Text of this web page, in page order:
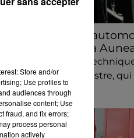
Une casse
embrasée à
« chômage
» après le sinistre,
blessé.
Store and/or
Use profiles to
audiences through
content; Use
fraud, and fix errors;
process personal
actively